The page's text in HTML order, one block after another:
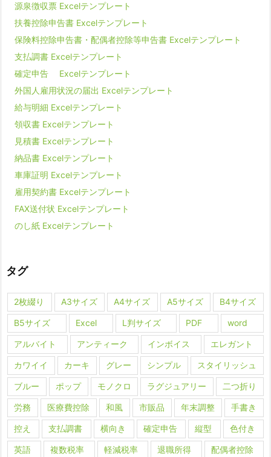
源泉徴収票 Excelテンプレート
扶養控除申告書 Excelテンプレート
保険料控除申告書・配偶者控除等申告書 Excelテンプレート
支払調書 Excelテンプレート
確定申告 Excelテンプレート
外国人雇用状況の届出 Excelテンプレート
給与明細 Excelテンプレート
領収書 Excelテンプレート
見積書 Excelテンプレート
納品書 Excelテンプレート
車庫証明 Excelテンプレート
雇用契約書 Excelテンプレート
FAX送付状 Excelテンプレート
のし紙 Excelテンプレート
タグ
2枚綴り A3サイズ A4サイズ A5サイズ B4サイズ
B5サイズ Excel L判サイズ PDF word
アルバイト アンティーク インボイス エレガント
カワイイ カーキ グレー シンプル スタイリッシュ
ブルー ポップ モノクロ ラグジュアリー 二つ折り
労務 医療費控除 和風 市販品 年末調整 手書き
控え 支払調書 横向き 確定申告 縦型 色付き
英語 複数税率 軽減税率 退職所得 配偶者控除